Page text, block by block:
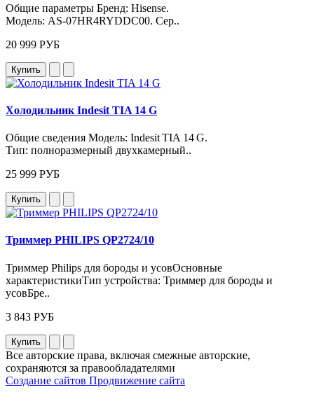
Общие параметры Бренд: Hisense.
Модель: AS‑07HR4RYDDC00. Сер..
20 999 РУБ
Купить
Холодильник Indesit TIA 14 G
Общие сведения Модель: Indesit TIA 14 G.
Тип: полноразмерный двухкамерный..
25 999 РУБ
Купить
Триммер PHILIPS QP2724/10
Триммер Philips для бороды и усовОсновные
характеристикиТип устройства: Триммер для бороды и
усовБре..
3 843 РУБ
Купить
Все авторские права, включая смежные авторские,
сохраняются за правообладателями
Создание сайтов Продвижение сайта